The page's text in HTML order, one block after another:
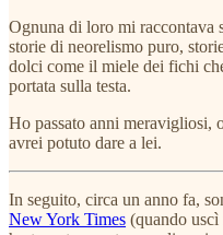
Ognuna di loro mi raccontava
storie di neorelismo puro,
dolci come il miele dei fichi
portata sulla testa.
Ho passato anni meravigliosi,
avrei potuto dare a lei.
In seguito, circa un anno fa,
New York Times (quando